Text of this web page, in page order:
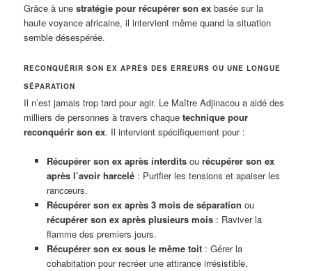
Grâce à unestratégie pour récupérer son ex basée sur la
haute voyance africaine, il intervient même quand la situation
semble désespérée.
RECONQUÉRIR SON EX APRÈS DES ERREURS OU UNE LONGUE
SÉPARATION
Il n’est jamais trop tard pour agir. Le Maître Adjinacou a aidé des
milliers de personnes à travers chaquetechnique pour
reconquérir son ex. Il intervient spécifiquement pour :
Récupérer son ex après interditsou récupérer son ex
après l’avoir harcelé: Purifier les tensions et apaiser les
rancœurs.
Récupérer son ex après 3 mois de séparation ou
récupérer son ex après plusieurs mois: Raviver la
flamme des premiers jours.
Récupérer son ex sous le même toit: Gérer la
cohabitation pour recréer une attirance irrésistible.